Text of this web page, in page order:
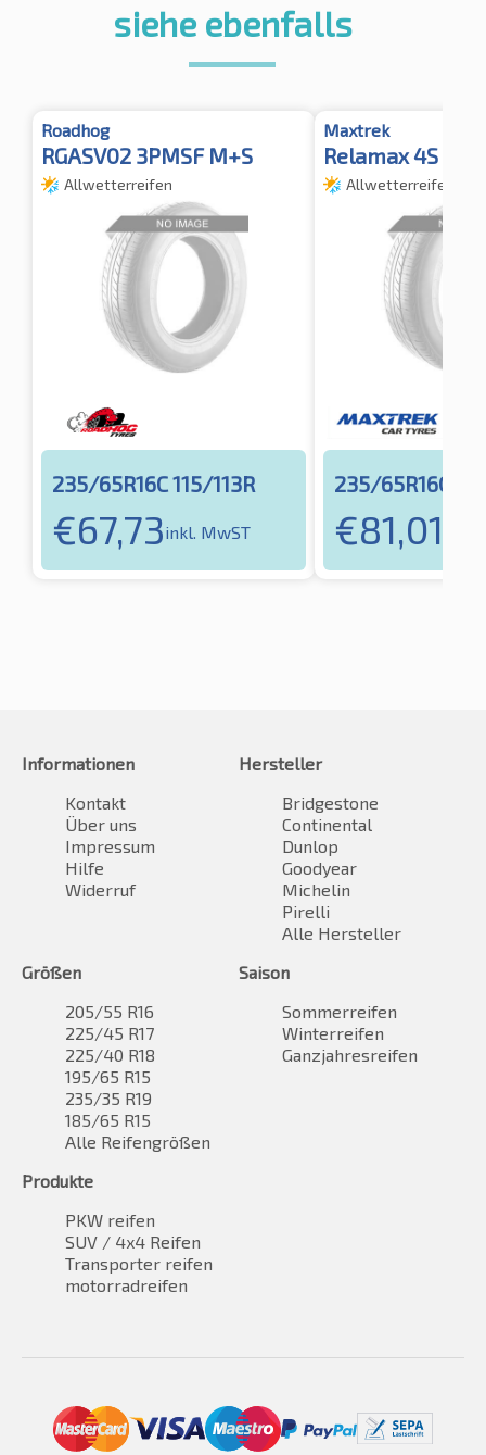
siehe ebenfalls
Roadhog
RGASV02 3PMSF M+S
Allwetterreifen
235/65R16C 115/113R
€67,73inkl. MwST
Maxtrek
Relamax 4S
Allwetterreifen
235/65R16C
€81,01
Informationen
Kontakt
Über uns
Impressum
Hilfe
Widerruf
Hersteller
Bridgestone
Continental
Dunlop
Goodyear
Michelin
Pirelli
Alle Hersteller
Größen
205/55 R16
225/45 R17
225/40 R18
195/65 R15
235/35 R19
185/65 R15
Alle Reifengrößen
Saison
Sommerreifen
Winterreifen
Ganzjahresreifen
Produkte
PKW reifen
SUV / 4x4 Reifen
Transporter reifen
motorradreifen